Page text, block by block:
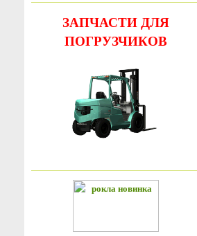
ЗАПЧАСТИ ДЛЯ
ПОГРУЗЧИКОВ